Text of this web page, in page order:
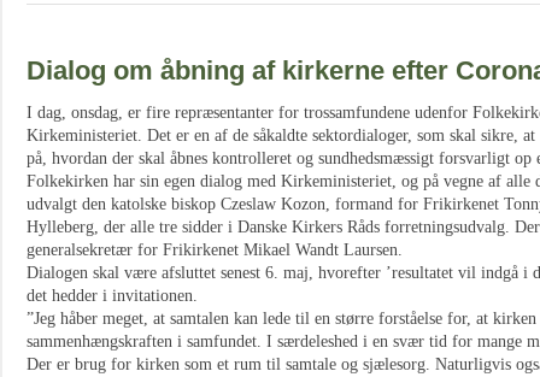
Dialog om åbning af kirkerne efter
I dag, onsdag, er fire repræsentanter for trossamfundene udenfor
Kirkeministeriet. Det er en af de såkaldte sektordialoger, som skal sikre,
på, hvordan der skal åbnes kontrolleret og sundhedsmæssigt forsvarligt op
Folkekirken har sin egen dialog med Kirkeministeriet, og på vegne af alle
udvalgt den katolske biskop Czeslaw Kozon, formand for Frikirkenet
Hylleberg, der alle tre sidder i Danske Kirkers Råds forretningsudvalg.
generalsekretær for Frikirkenet Mikael Wandt Laursen.
Dialogen skal være afsluttet senest 6. maj, hvorefter ’resultatet vil indgå i
det hedder i invitationen.
”Jeg håber meget, at samtalen kan lede til en større forståelse for, at
sammenhængskraften i samfundet. I særdeleshed i en svær tid for mange
Der er brug for kirken som et rum til samtale og sjælesorg. Naturligvis